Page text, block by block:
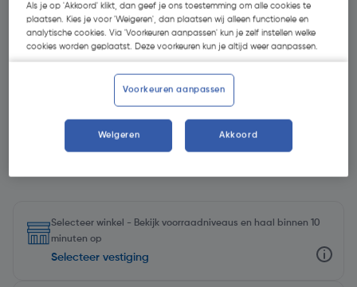
- 19 %
Selecteer winkel - Bekijk voorraadniveaus en haal binnen 10
minuten op
Selecteer vestiging
Als je op 'Akkoord' klikt, dan geef je ons toestemming om alle cookies te
plaatsen. Kies je voor 'Weigeren', dan plaatsen wij alleen functionele en
analytische cookies. Via 'Voorkeuren aanpassen' kun je zelf instellen welke
cookies worden geplaatst. Deze voorkeuren kun je altijd weer aanpassen.
Voorkeuren aanpassen
Weigeren Akkoord